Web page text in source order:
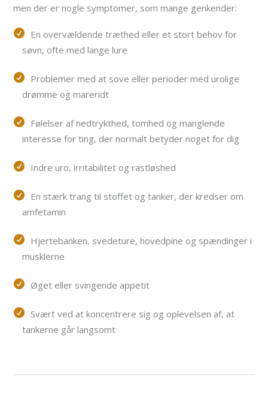
men der er nogle symptomer, som mange genkender:
En overvældende træthed eller et stort behov for
søvn, ofte med lange lure
Problemer med at sove eller perioder med urolige
drømme og mareridt
Følelser af nedtrykthed, tomhed og manglende
interesse for ting, der normalt betyder noget for dig
Indre uro, irritabilitet og rastløshed
En stærk trang til stoffet og tanker, der kredser om
amfetamin
Hjertebanken, svedeture, hovedpine og spændinger i
musklerne
Øget eller svingende appetit
Svært ved at koncentrere sig og oplevelsen af, at
tankerne går langsomt